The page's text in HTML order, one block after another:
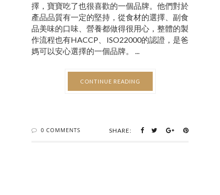
擇，寶寶吃了也很喜歡的一個品牌。他們對於
產品品質有一定的堅持，從食材的選擇、副食
品美味的口味、營養都做得很用心，整體的製
作流程也有HACCP、ISO22000的認證，是爸
媽可以安心選擇的一個品牌。 ...
CONTINUE READING
0 COMMENTS SHARE: